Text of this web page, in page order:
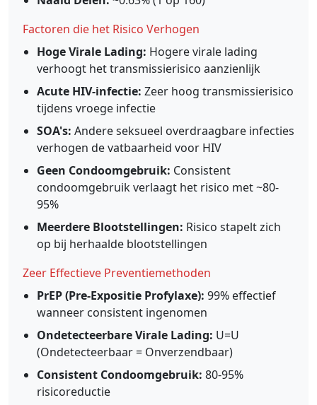
Factoren die het Risico Verhogen
Hoge Virale Lading: Hogere virale lading
verhoogt het transmissierisico aanzienlijk
Acute HIV-infectie: Zeer hoog transmissierisico
tijdens vroege infectie
SOA's: Andere seksueel overdraagbare infecties
verhogen de vatbaarheid voor HIV
Geen Condoomgebruik: Consistent
condoomgebruik verlaagt het risico met ~80-
95%
Meerdere Blootstellingen: Risico stapelt zich
op bij herhaalde blootstellingen
Zeer Effectieve Preventiemethoden
PrEP (Pre-Expositie Profylaxe): 99% effectief
wanneer consistent ingenomen
Ondetecteerbare Virale Lading: U=U
(Ondetecteerbaar = Onverzendbaar)
Consistent Condoomgebruik: 80-95%
risicoreductie